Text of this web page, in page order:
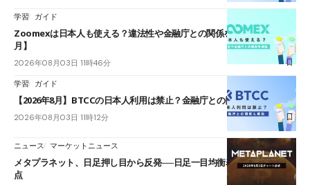
学習 ガイド
Zoomexは日本人も使える？違法性や金融庁との関係を解説【2026年8
月】
2026年08月03日 11時46分
学習 ガイド
【2026年8月】BTCCの日本人利用は禁止？金融庁との関係も解説
2026年08月03日 11時12分
ニュース マーケットニュース
メタプラネット、日足押し目から反発──日足一目均衡表雲下端が次の焦
点